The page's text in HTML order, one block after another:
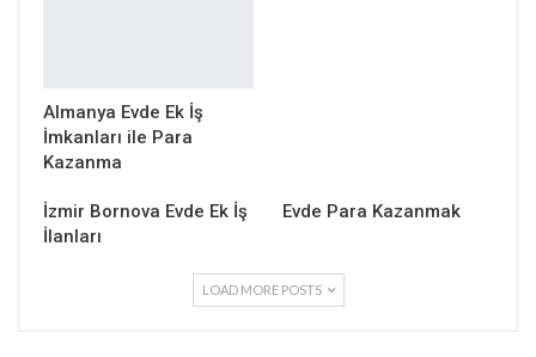
Almanya Evde Ek İş
İmkanları ile Para
Kazanma
İzmir Bornova Evde Ek İş
İlanları
Evde Para Kazanmak
LOAD MORE POSTS